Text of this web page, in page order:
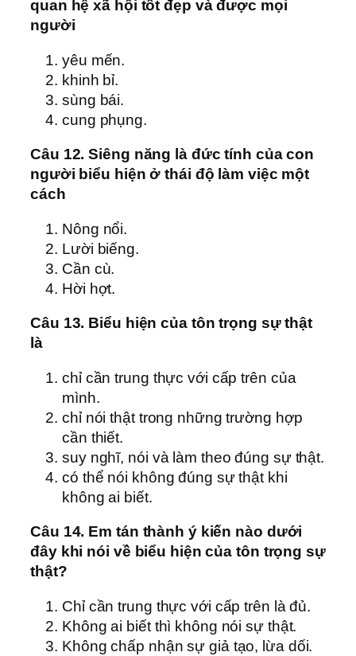
quan hệ xã hội tốt đẹp và được mọi
người
yêu mến.
khinh bỉ.
sùng bái.
cung phụng.
Câu 12. Siêng năng là đức tính của con
người biểu hiện ở thái độ làm việc một
cách
Nông nổi.
Lười biếng.
Cần cù.
Hời hợt.
Câu 13. Biểu hiện của tôn trọng sự thật
là
chỉ cần trung thực với cấp trên của
mình.
chỉ nói thật trong những trường hợp
cần thiết.
suy nghĩ, nói và làm theo đúng sự thật.
có thể nói không đúng sự thật khi
không ai biết.
Câu 14. Em tán thành ý kiến nào dưới
đây khi nói về biểu hiện của tôn trọng sự
thật?
Chỉ cần trung thực với cấp trên là đủ.
Không ai biết thì không nói sự thật.
Không chấp nhận sự giả tạo, lừa dối.